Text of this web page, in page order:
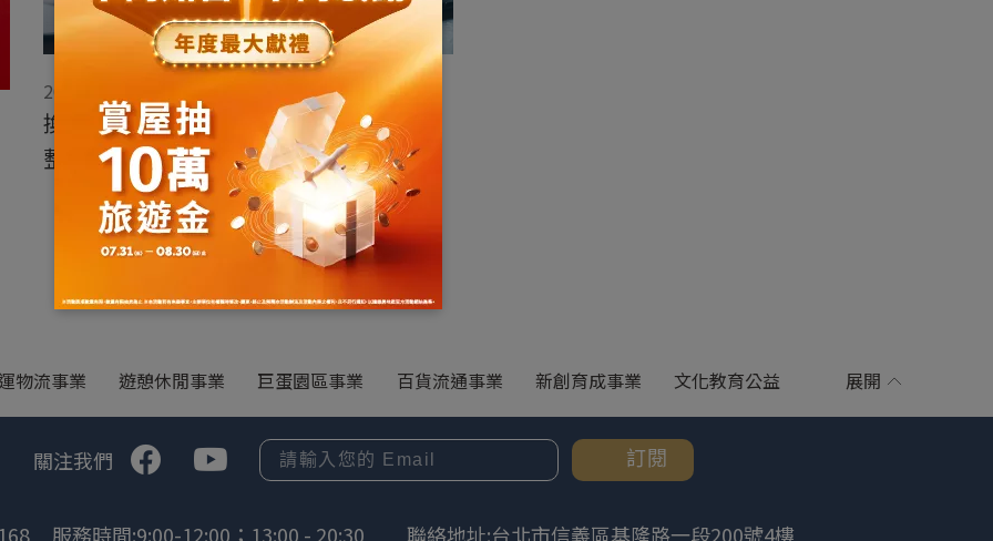
2024/03/18
換屋族必讀：房地合一稅與土地增值稅完
整攻略
物流事業 遊憩休閒事業 巨蛋園區事業 百貨流通事業 新創育成事業 文化教育公益 展開
關注我們 訂閱
服務時間:9:00-12:00；13:00 - 20:30 聯絡地址:台北市信義區基隆路一段200號4樓